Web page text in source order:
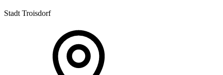
Stadt Troisdorf